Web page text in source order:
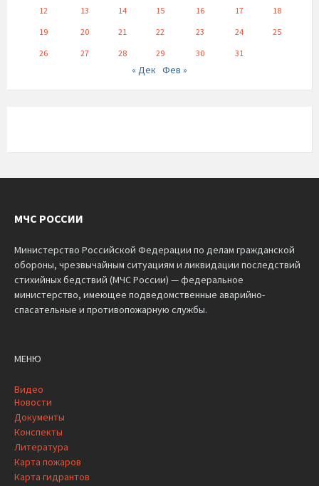
12
13 14 15 16 17
18
19
20 21 22 23 24
25
26
27 28 29 30 31
« Дек Фев »
МЧС РОССИИ
Министерство Российской Федерации по делам гражданской
обороны, чрезвычайным ситуациям и ликвидации последствий
стихийных бедствий (МЧС России) — федеральное
министерство, имеющее подведомственные аварийно-
спасательные и противопожарную службы.
МЕНЮ
Видео
Новости
Документы
Конспекты
Литература
Карта пожаров
Карта гидрантов